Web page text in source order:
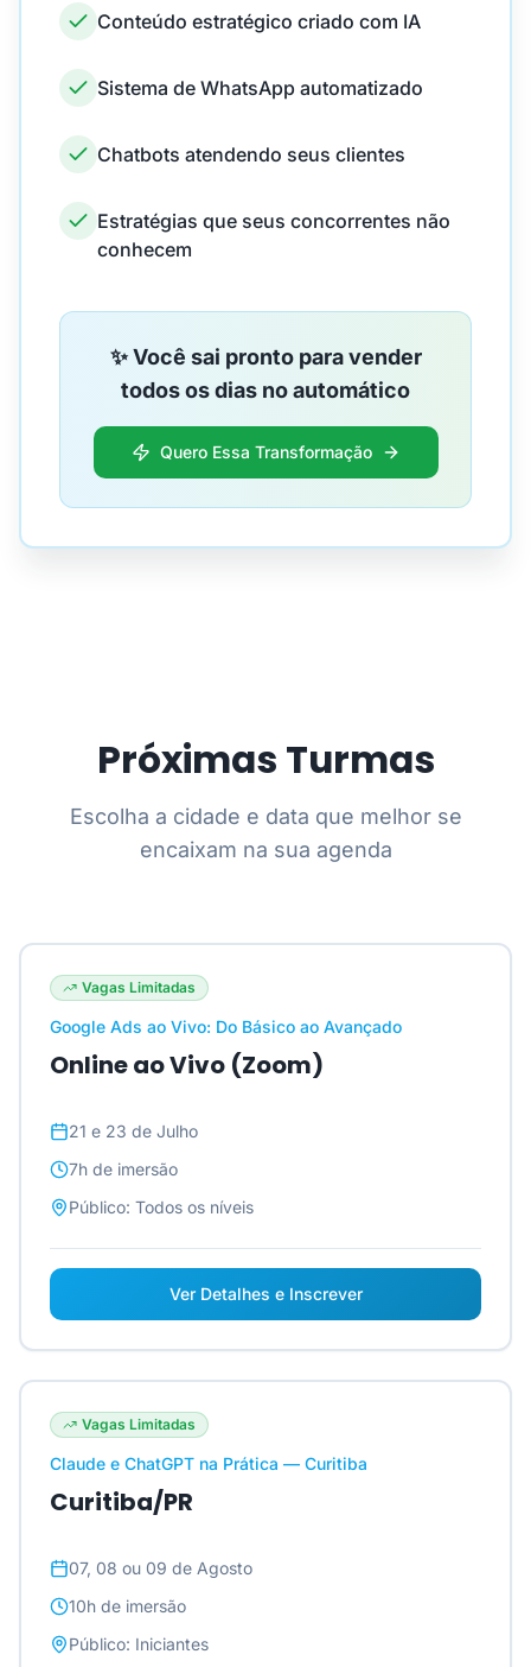
Conteúdo estratégico criado com IA
Sistema de WhatsApp automatizado
Chatbots atendendo seus clientes
Estratégias que seus concorrentes não
conhecem
✨ Você sai pronto para vender
todos os dias no automático
Quero Essa Transformação
Próximas Turmas
Escolha a cidade e data que melhor se
encaixam na sua agenda
Vagas Limitadas
Google Ads ao Vivo: Do Básico ao Avançado
Online ao Vivo (Zoom)
21 e 23 de Julho
7h de imersão
Público: Todos os níveis
Ver Detalhes e Inscrever
Vagas Limitadas
Claude e ChatGPT na Prática — Curitiba
Curitiba/PR
07, 08 ou 09 de Agosto
10h de imersão
Público: Iniciantes